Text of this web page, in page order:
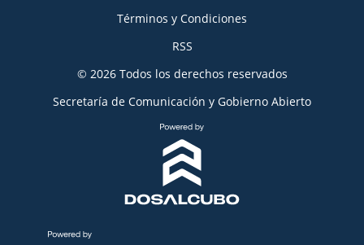
Términos y Condiciones
RSS
© 2026 Todos los derechos reservados
Secretaría de Comunicación y Gobierno Abierto